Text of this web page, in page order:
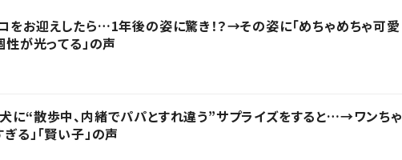
をお迎えしたら…1年後の姿に驚き！？→その姿に「めちゃめちゃ可愛
性が光ってる」の声
に“散歩中、内緒でパパとすれ違う”サプライズをすると…→ワンちゃ
る」「賢い子」の声